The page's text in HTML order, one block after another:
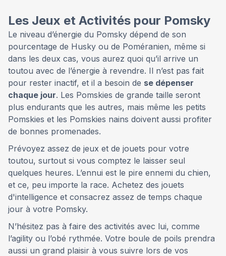
Les Jeux et Activités pour Pomsky
Le niveau d’énergie du Pomsky dépend de son
pourcentage de Husky ou de Poméranien, même si
dans les deux cas, vous aurez quoi qu’il arrive un
toutou avec de l’énergie à revendre. Il n’est pas fait
pour rester inactif, et il a besoin de se dépenser
chaque jour. Les Pomskies de grande taille seront
plus endurants que les autres, mais même les petits
Pomskies et les Pomskies nains doivent aussi profiter
de bonnes promenades.
Prévoyez assez de jeux et de jouets pour votre
toutou, surtout si vous comptez le laisser seul
quelques heures. L’ennui est le pire ennemi du chien,
et ce, peu importe la race. Achetez des jouets
d'intelligence et consacrez assez de temps chaque
jour à votre Pomsky.
N’hésitez pas à faire des activités avec lui, comme
l’agility ou l’obé rythmée. Votre boule de poils prendra
aussi un grand plaisir à vous suivre lors de vos